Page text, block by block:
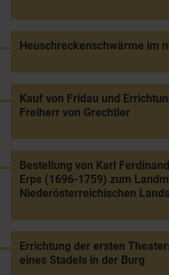
Heuschreckenschwärme im
Kauf von Fridau und
Freiherr von Grechtler
Bestellung von Karl
Erps (1696-1759) zum
Niederösterreichischen
Errichtung der ersten
eines Stadels in der Burg